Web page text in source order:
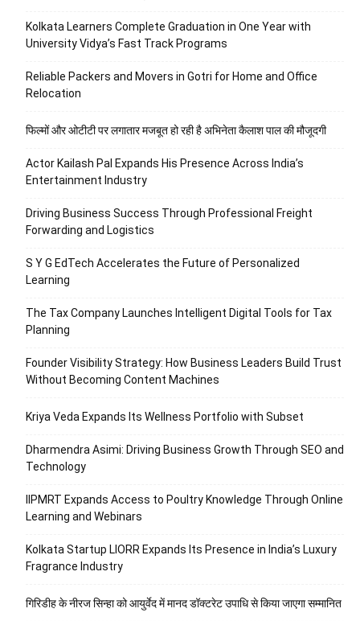
Kolkata Learners Complete Graduation in One Year with
University Vidya’s Fast Track Programs
Reliable Packers and Movers in Gotri for Home and Office
Relocation
फिल्मों और ओटीटी पर लगातार मजबूत हो रही है अभिनेता कैलाश पाल की मौजूदगी
Actor Kailash Pal Expands His Presence Across India’s
Entertainment Industry
Driving Business Success Through Professional Freight
Forwarding and Logistics
S Y G EdTech Accelerates the Future of Personalized
Learning
The Tax Company Launches Intelligent Digital Tools for Tax
Planning
Founder Visibility Strategy: How Business Leaders Build Trust
Without Becoming Content Machines
Kriya Veda Expands Its Wellness Portfolio with Subset
Dharmendra Asimi: Driving Business Growth Through SEO and
Technology
IIPMRT Expands Access to Poultry Knowledge Through Online
Learning and Webinars
Kolkata Startup LIORR Expands Its Presence in India’s Luxury
Fragrance Industry
गिरिडीह के नीरज सिन्हा को आयुर्वेद में मानद डॉक्टरेट उपाधि से किया जाएगा सम्मानित